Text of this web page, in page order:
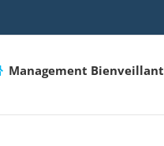
Management Bienveillant